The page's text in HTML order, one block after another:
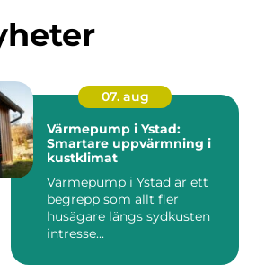
07. aug
Värmepump i Ystad:
Smartare uppvärmning i
kustklimat
Värmepump i Ystad är ett
begrepp som allt fler
husägare längs sydkusten
intresse...